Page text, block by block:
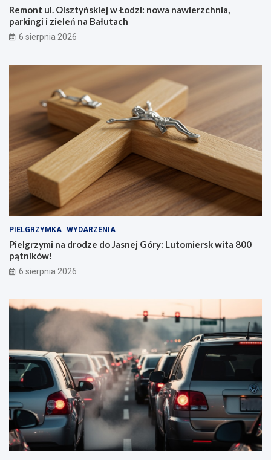
Remont ul. Olsztyńskiej w Łodzi: nowa nawierzchnia,
parkingi i zieleń na Bałutach
6 sierpnia 2026
PIELGRZYMKA WYDARZENIA
Pielgrzymi na drodze do Jasnej Góry: Lutomiersk wita 800
pątników!
6 sierpnia 2026